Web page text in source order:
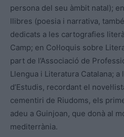
persona del seu àmbit natal);
llibres (poesia i narrativa,
dedicats a les cartografies
Camp; en Col·loquis sobre
part de l’Associació de
Llengua i Literatura Catalana; a
d’Estudis, recordant el
cementiri de Riudoms, els
adeu a Guinjoan, que donà al
mediterrània.